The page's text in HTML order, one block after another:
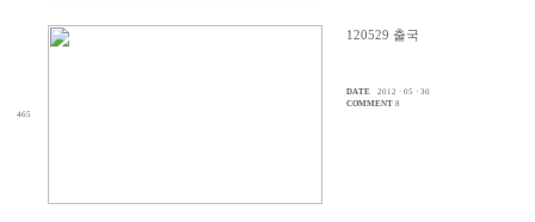
465
120529 출국
DATE
2012 · 05 · 30
COMMENT 8